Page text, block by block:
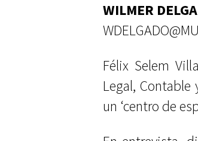
WILMER
Félix Selem
Legal,
un ‘centro de